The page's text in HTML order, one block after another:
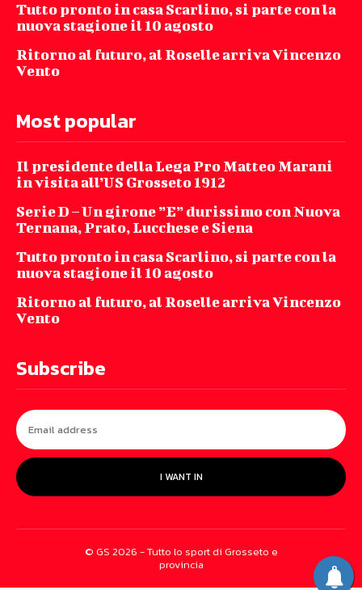
Tutto pronto in casa Scarlino, si parte con la
nuova stagione il 10 agosto
Ritorno al futuro, al Roselle arriva Vincenzo
Vento
Most popular
Il presidente della Lega Pro Matteo Marani
in visita all’US Grosseto 1912
Serie D – Un girone ”E” durissimo con Nuova
Ternana, Prato, Lucchese e Siena
Tutto pronto in casa Scarlino, si parte con la
nuova stagione il 10 agosto
Ritorno al futuro, al Roselle arriva Vincenzo
Vento
Subscribe
I WANT IN
© GS 2026 - Tutto lo sport di Grosseto e
provincia